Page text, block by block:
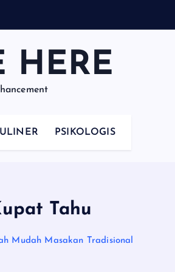
HERE
PSIKOLOGIS
Tahu
Mudah Masakan Tradisional